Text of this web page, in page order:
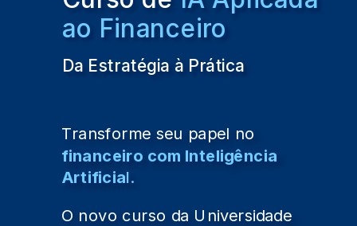
ao Financeiro
Da Estratégia à Prática
Transforme seu papel no
financeiro com Inteligência
Artificial.
O novo curso da Universidade